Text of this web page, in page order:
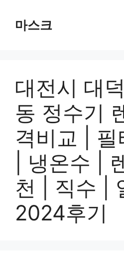
마스크
대전시 대
동 정수기
격비교 | 필
| 냉온수 |
천 | 직수 |
2024후기